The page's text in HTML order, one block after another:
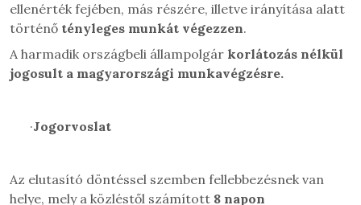
ellenérték fejében, más részére, illetve irányítása alatt
történő tényleges munkát végezzen.
A harmadik országbeli állampolgár korlátozás nélkül
jogosult a magyarországi munkavégzésre.
·Jogorvoslat
Az elutasító döntéssel szemben fellebbezésnek van
helye, mely a közléstől számított 8 napon